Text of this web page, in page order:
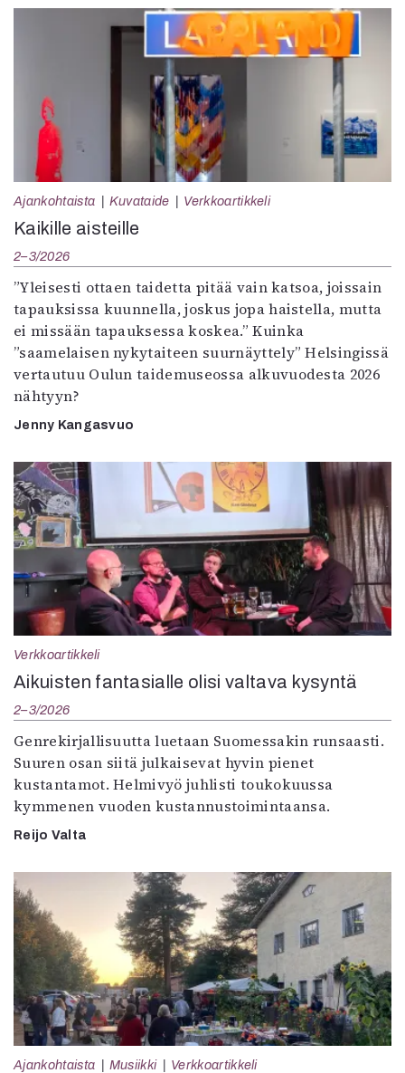
Ajankohtaista Kuvataide Verkkoartikkeli
Kaikille aisteille
2–3/2026
”Yleisesti ottaen taidetta pitää vain katsoa, joissain
tapauksissa kuunnella, joskus jopa haistella, mutta
ei missään tapauksessa koskea.” Kuinka
”saamelaisen nykytaiteen suurnäyttely” Helsingissä
vertautuu Oulun taidemuseossa alkuvuodesta 2026
nähtyyn?
Jenny Kangasvuo
Verkkoartikkeli
Aikuisten fantasialle olisi valtava kysyntä
2–3/2026
Genrekirjallisuutta luetaan Suomessakin runsaasti.
Suuren osan siitä julkaisevat hyvin pienet
kustantamot. Helmivyö juhlisti toukokuussa
kymmenen vuoden kustannustoimintaansa.
Reijo Valta
Ajankohtaista Musiikki Verkkoartikkeli